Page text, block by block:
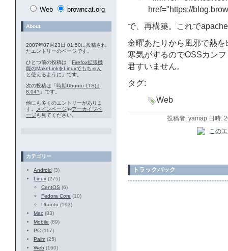
href="https://
で、再構築。これで
金曜あたりから風邪で熱
寒気がするのでOSSカン
君すいません。
タグ:
Web
投稿者: yamap 日時:
トラックバック
Web browncat.org
About
2007年07月23日 01:50に投稿され
たエントリーのページです。
ひとつ前の投稿は「Firefox拡張機
能のMakeLinkをLinuxでもちゃん
と使えるように 」です。
次の投稿は「時期Ubuntu LTSは
8.04? 」です。
他にも多くのエントリーがありま
す。
メインページやアーカイブペ
ージ も見てください。
カテゴリー
Android (3)
Linux (275)
CentOS (6)
Fedora Core (10)
Ubuntu (193)
Mac (83)
Mobile (89)
PC (117)
Palm (25)
Web (160)